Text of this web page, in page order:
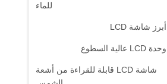
للماء
أبرز شاشة LCD
وحدة LCD عالية السطوع
شاشة LCD قابلة للقراءة من أشعة